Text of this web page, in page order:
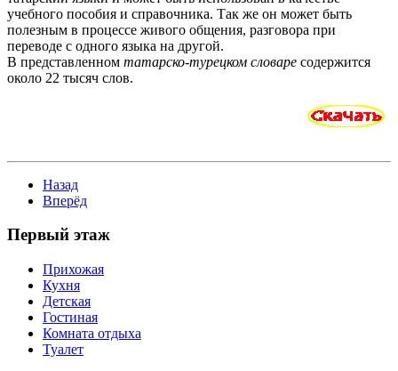
учебного пособия и справочника. Так же он может быть
полезным в процессе живого общения, разговора при
переводе с одного языка на другой.
В представленном татарско-турецком словаре содержится
около 22 тысяч слов.
Назад
Вперёд
Первый этаж
Прихожая
Кухня
Детская
Гостиная
Комната отдыха
Туалет